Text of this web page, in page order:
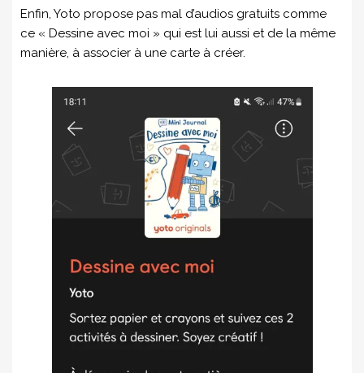
Enfin, Yoto propose pas mal d’audios gratuits comme
ce « Dessine avec moi » qui est lui aussi et de la même
manière, à associer à une carte à créer.